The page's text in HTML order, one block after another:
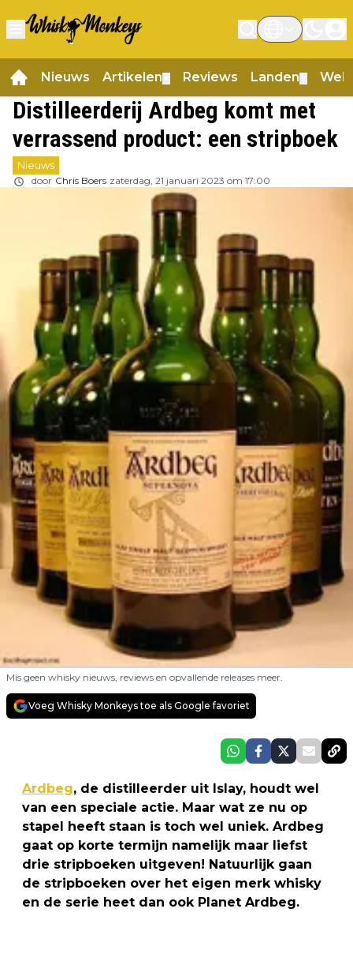
Nieuws Artikelen Reviews Landen
Distilleerderij Ardbeg komt met
verrassend product: een stripboek
Nieuws
door Chris Boers zaterdag, 21 januari 2023 om 17:00
Mis geen whisky nieuws, reviews en opvallende releases meer.
Voeg Whisky Monkeys toe als Google favoriet
Ardbeg, de distilleerder uit Islay, houdt wel
van een speciale actie. Maar wat ze nu op
stapel heeft staan is toch wel uniek. Ardbeg
gaat op korte termijn namelijk maar liefst
drie stripboeken uitgeven! Natuurlijk gaan
de stripboeken over het eigen merk whisky
en de serie heet dan ook Planet Ardbeg.